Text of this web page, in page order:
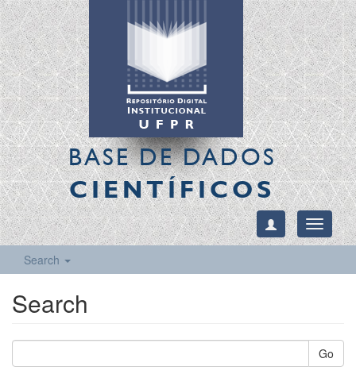
BASE DE DADOS
CIENTÍFICOS
Toggle
Search
Search
Go